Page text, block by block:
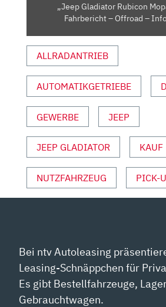
OFFROAD
INFOS“
VON
ANZEIGEN
„Jeep Gladiator Rubicon
Fahrbericht – Offroad –
ALLRADANTRIEB
AUTOMATIKGETRIEBE
GEWERBE JEEP
JEEP GLADIATOR KAUF
NUTZFAHRZEUG PICK-
Bei ntv Autoleasing
Leasing-Schnäppchen für
Es gibt Bestellfahrzeuge,
Gebrauchtwagen.